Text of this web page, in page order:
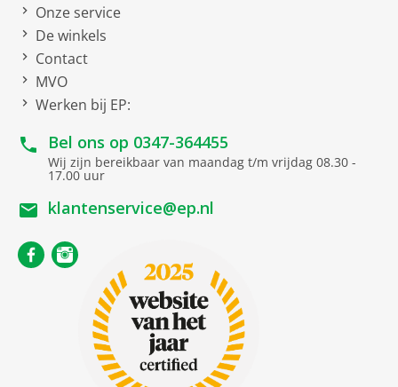
Onze service
De winkels
Contact
MVO
Werken bij EP:
Bel ons op 0347-364455
Wij zijn bereikbaar van maandag t/m vrijdag 08.30 -
17.00 uur
klantenservice@ep.nl